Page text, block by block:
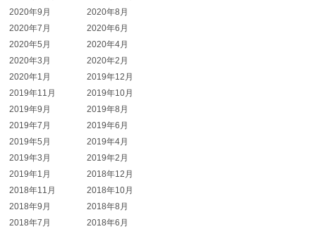
2020年9月
2020年8月
2020年7月
2020年6月
2020年5月
2020年4月
2020年3月
2020年2月
2020年1月
2019年12月
2019年11月
2019年10月
2019年9月
2019年8月
2019年7月
2019年6月
2019年5月
2019年4月
2019年3月
2019年2月
2019年1月
2018年12月
2018年11月
2018年10月
2018年9月
2018年8月
2018年7月
2018年6月